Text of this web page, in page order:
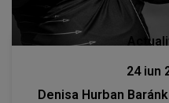
24 iun
Denisa Hurban